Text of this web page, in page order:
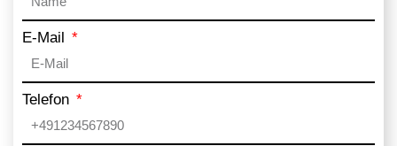
E-Mail
Telefon